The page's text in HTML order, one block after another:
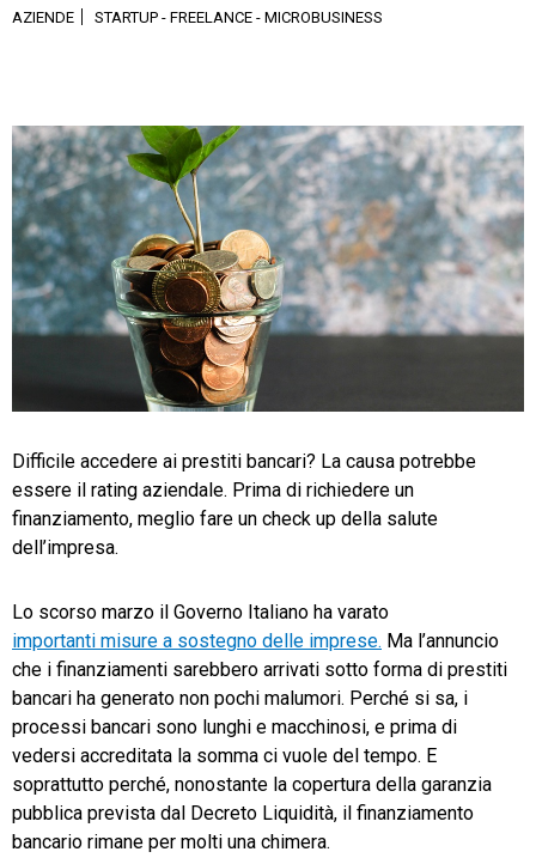
Email Marketing
Financial Solutions
HR
Trust Services
TeamSystem Corporate
TeamSystem Store
AZIENDE STARTUP - FREELANCE - MICROBUSINESS
Difficile accedere ai prestiti bancari? La causa potrebbe
essere il rating aziendale. Prima di richiedere un
finanziamento, meglio fare un check up della salute
dell’impresa.
Lo scorso marzo il Governo Italiano ha varato
importanti misure a sostegno delle imprese. Ma l’annuncio
che i finanziamenti sarebbero arrivati sotto forma di prestiti
bancari ha generato non pochi malumori. Perché si sa, i
processi bancari sono lunghi e macchinosi, e prima di
vedersi accreditata la somma ci vuole del tempo. E
soprattutto perché, nonostante la copertura della garanzia
pubblica prevista dal Decreto Liquidità, il finanziamento
bancario rimane per molti una chimera.